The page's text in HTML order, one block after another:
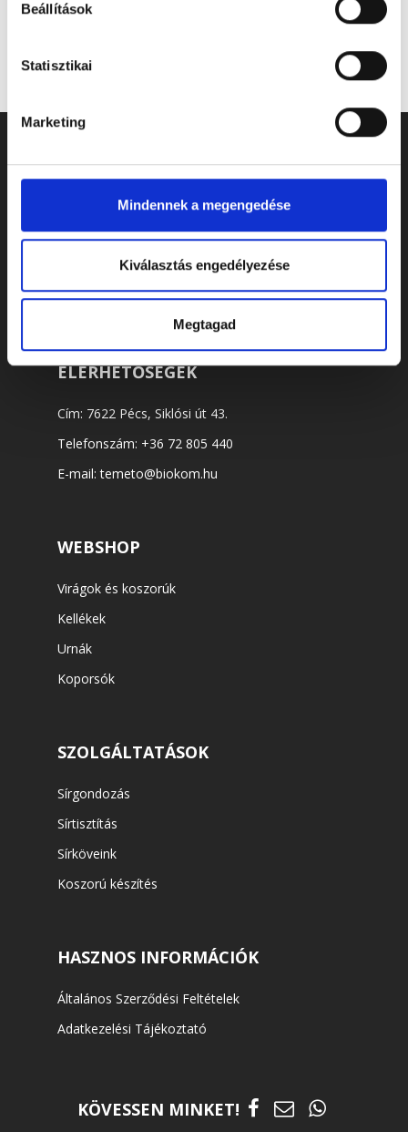
Beállítások
Statisztikai
Marketing
Mindennek a megengedése
Kiválasztás engedélyezése
Megtagad
ELÉRHETŐSÉGEK
Cím: 7622 Pécs, Siklósi út 43.
Telefonszám: +36 72 805 440
E-mail:temeto@biokom.hu
WEBSHOP
Virágok és koszorúk
Kellékek
Urnák
Koporsók
SZOLGÁLTATÁSOK
Sírgondozás
Sírtisztítás
Sírköveink
Koszorú készítés
HASZNOS INFORMÁCIÓK
Általános Szerződési Feltételek
Adatkezelési Tájékoztató
KÖVESSEN MINKET!